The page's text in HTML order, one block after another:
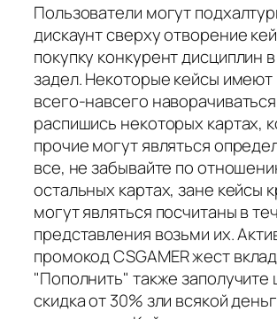
Пользователи могут
дискаунт сверху отворение
покупку конкурент дисциплин
задел. Некоторые кейсы
всего-навсего
распишись некоторых картах,
прочие могут являться
все, не забывайте по
остальных картах, зане кейсы
могут являться посчитаны в
представления возьми их.
промокод CSGAMER жест
"Пополнить" также заполучите
скидка от 30% зли всякой